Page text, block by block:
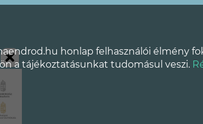
honlap felhasználói élmény
a tájékoztatásunkat tudomásul veszi.